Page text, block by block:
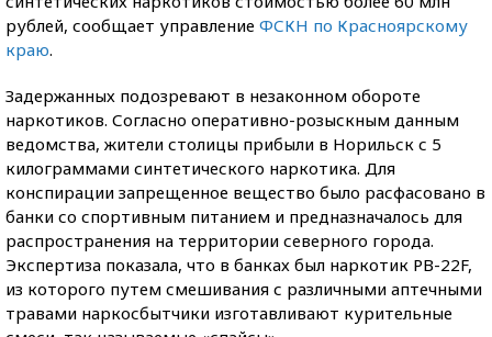
рублей, сообщает управление ФСКН по Красноярскому
краю.
Задержанных подозревают в незаконном обороте
наркотиков. Согласно оперативно-розыскным данным
ведомства, жители столицы прибыли в Норильск с 5
килограммами синтетического наркотика. Для
конспирации запрещенное вещество было расфасовано в
банки со спортивным питанием и предназначалось для
распространения на территории северного города.
Экспертиза показала, что в банках был наркотик РВ-22F,
из которого путем смешивания с различными аптечными
травами наркосбытчики изготавливают курительные